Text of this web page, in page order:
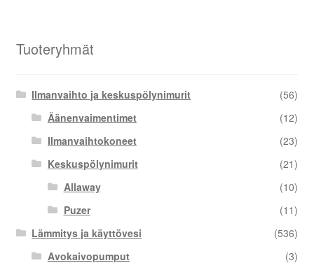
Tuoteryhmät
Ilmanvaihto ja keskuspölynimurit
(56)
Äänenvaimentimet
(12)
Ilmanvaihtokoneet
(23)
Keskuspölynimurit
(21)
Allaway
(10)
Puzer
(11)
Lämmitys ja käyttövesi
(536)
Avokaivopumput
(3)